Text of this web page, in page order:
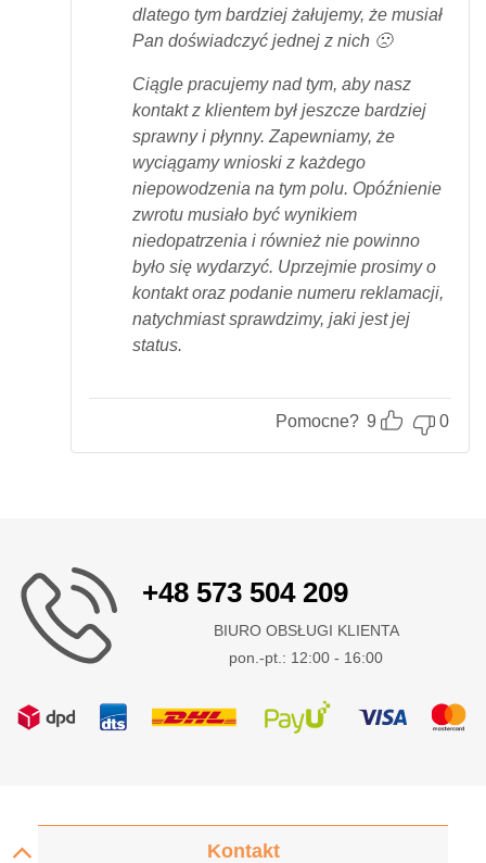
dlatego tym bardziej żałujemy, że musiał
Pan doświadczyć jednej z nich 🙁
Ciągle pracujemy nad tym, aby nasz
kontakt z klientem był jeszcze bardziej
sprawny i płynny. Zapewniamy, że
wyciągamy wnioski z każdego
niepowodzenia na tym polu. Opóźnienie
zwrotu musiało być wynikiem
niedopatrzenia i również nie powinno
było się wydarzyć. Uprzejmie prosimy o
kontakt oraz podanie numeru reklamacji,
natychmiast sprawdzimy, jaki jest jej
status.
Pomocne? 9 0
+48 573 504 209
BIURO OBSŁUGI KLIENTA
pon.-pt.: 12:00 - 16:00
Kontakt